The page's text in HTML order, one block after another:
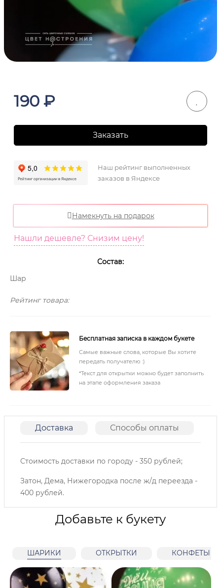
190 ₽
Заказать
Наш рейтинг выполненных
заказов в Яндексе
Намекнуть на подарок
Нашли дешевле? Снизим цену!
Состав:
Шар
Рейтинг товара:
Бесплатная записка в каждом букете
Самые важные слова, которые Вы хотите
передать получателю :)
*Текст для открытки можно будет заполнить
на этапе оформления заказа
Доставка Способы оплаты
Стоимость доставки по городу - 350 рублей;
Затон, Дема, Нижегородка после ж/д переезда -
400 рублей.
Добавьте к букету
ШАРИКИ ОТКРЫТКИ КОНФЕТЫ